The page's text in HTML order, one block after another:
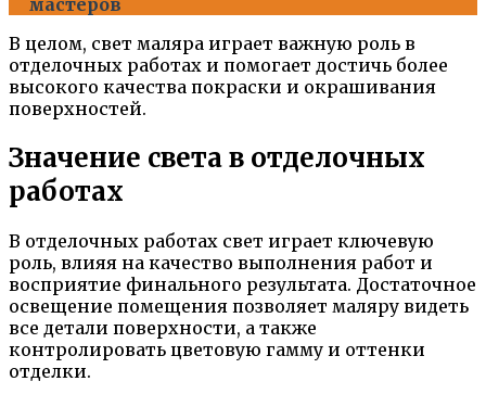
мастеров
В целом, свет маляра играет важную роль в
отделочных работах и помогает достичь более
высокого качества покраски и окрашивания
поверхностей.
Значение света в отделочных
работах
В отделочных работах свет играет ключевую
роль, влияя на качество выполнения работ и
восприятие финального результата. Достаточное
освещение помещения позволяет маляру видеть
все детали поверхности, а также
контролировать цветовую гамму и оттенки
отделки.